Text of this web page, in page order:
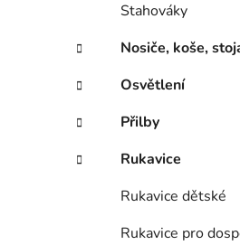
Stahováky
Nosiče, koše,
Osvětlení
Přilby
Rukavice
Rukavice dětské
Rukavice pro